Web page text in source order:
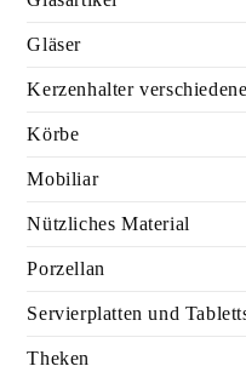
Gläser
Kerzenhalter
Körbe
Mobiliar
Nützliches Material
Porzellan
Servierplatten und
Theken